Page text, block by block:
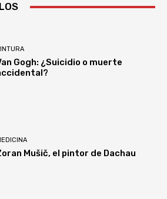
Gogh: ¿Suicidio o muerte
Mušič, el pintor de Dachau